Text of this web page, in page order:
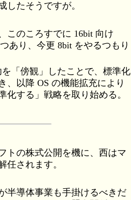
したそうですが。
このころすでに 16bit 向け
あり、今更 8bit をやるつもり
「傍観」したことで、標準化
、以降 OS の機能拡充により
化する」戦略を取り始める。
トの株式公開を機に、西はマ
任されます。
半導体事業も手掛けるべきだ